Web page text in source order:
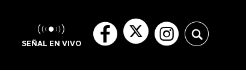
SEÑAL EN VIVO